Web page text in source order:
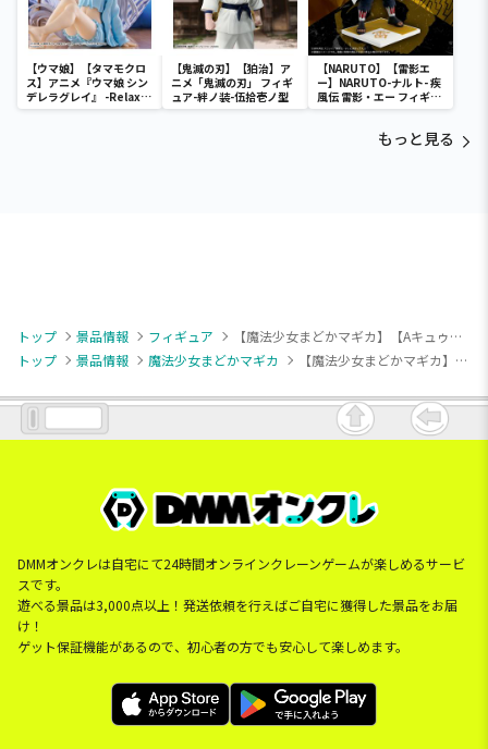
【ウマ娘】【タマモクロ
ス】アニメ『ウマ娘 シン
デレラグレイ』 -Relax
time-タマモクロス
【鬼滅の刃】【狛治】ア
ニメ「鬼滅の刃」 フィギ
ュア-絆ノ装-伍拾壱ノ型
【NARUTO】【雷影エ
ー】NARUTO-ナルト- 疾
風伝 雷影・エー フィギュ
ア～五影集結…!!～
もっと見る
トップ 景品情報 フィギュア
【魔法少女まどかマギカ】【Aキュゥべえ】劇場版 魔法少女まどか☆マギカ[新編]叛逆の物語 Fluffy Puffy～キュゥべえ＆お菓子の魔女～
トップ
景品情報 魔法少女まどかマギカ 【魔法少女まどかマギカ】【Aキュゥべえ】劇場版 魔法少女まどか☆マギカ[新編]叛逆の物語 Fluffy Puffy～キュゥべえ＆お菓子の魔女～
DMMオンクレは自宅にて24時間オンラインクレーンゲームが楽しめるサービ
スです。
遊べる景品は3,000点以上！発送依頼を行えばご自宅に獲得した景品をお届
け！
ゲット保証機能があるので、初心者の方でも安心して楽しめます。